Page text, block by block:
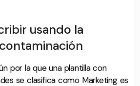
usando la
por la que una plantilla con
se clasifica como Marketing es